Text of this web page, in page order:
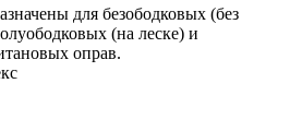
для безободковых (без
(на леске) и
оправ.